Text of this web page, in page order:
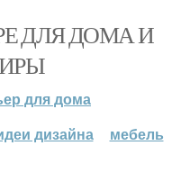
ДЛЯ ДОМА И
для дома
дизайна мебель